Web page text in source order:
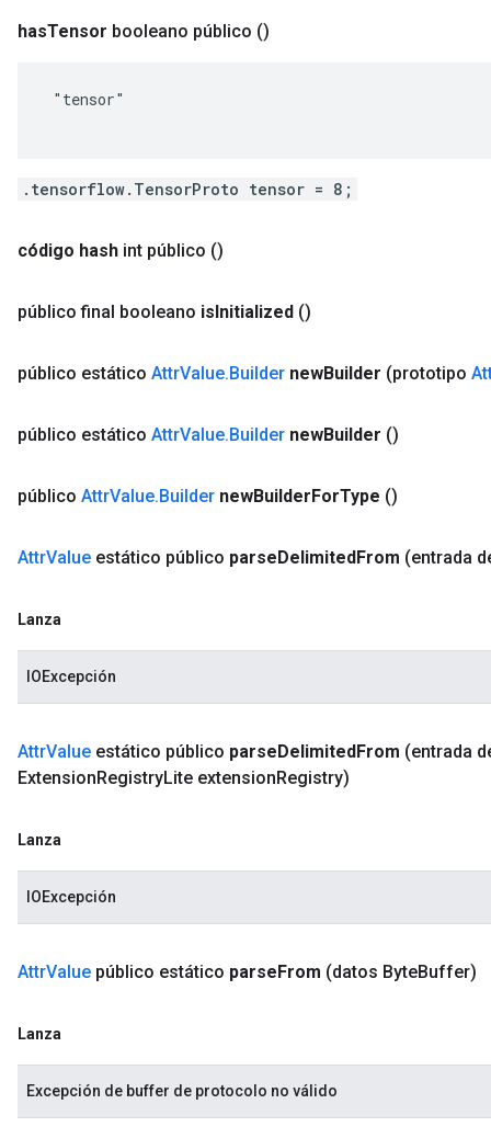
hasTensor booleano público ()
"tensor"
.tensorflow.TensorProto tensor = 8;
código hash int público ()
público final booleano isInitialized ()
público estático AttrValue.Builder newBuilder (prototipo
público estático AttrValue.Builder newBuilder ()
público AttrValue.Builder newBuilderForType ()
AttrValue estático público parseDelimitedFrom (entrada
Lanza
IOExcepción
AttrValue estático público parseDelimitedFrom (entrada
ExtensionRegistryLite extensionRegistry)
Lanza
IOExcepción
AttrValue público estático parseFrom (datos ByteBuffer)
Lanza
Excepción de buffer de protocolo no válido